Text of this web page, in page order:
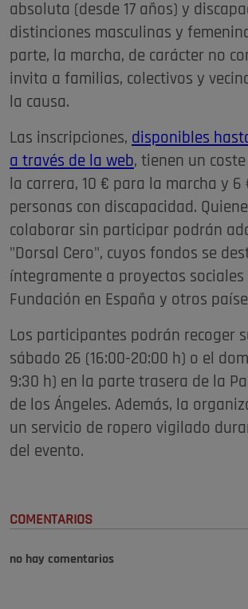
absoluta (desde 17 años) y
distinciones masculinas y
parte, la marcha, de carácter no
invita a familias, colectivos y
la causa.
Las inscripciones, disponibles
a través de la web, tienen un
la carrera, 10 € para la marcha y 6
personas con discapacidad.
colaborar sin participar podrán
"Dorsal Cero", cuyos fondos se
íntegramente a proyectos sociales
Fundación en España y otros
Los participantes podrán recoger
sábado 26 (16:00-20:00 h) o el
9:30 h) en la parte trasera de la
de los Ángeles. Además, la
un servicio de ropero vigilado
del evento.
COMENTARIOS
no hay comentarios